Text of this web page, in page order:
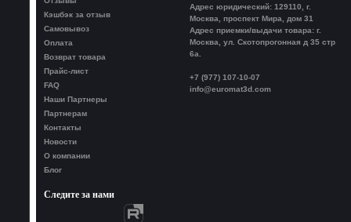
Кэшбэк за отзыв
Самовывоз
Оплата
Возврат товара
Прайс-лист
FAQ
Наши Партнеры
Партнерам
Контакты
Новости
О компании
Блог
Адрес юридический: 129110, г.
Москва, проспект Мира, дом 31
Адрес приемки/выдачи товара: г.
Москва, ул. Скотопрогонная д 35 стр
6а.
+7 (977) 107-10-07
info@euromat3d.com
Следите за нами